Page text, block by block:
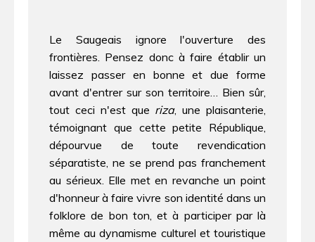
Le Saugeais ignore l'ouverture des
frontières. Pensez donc à faire établir un
laissez passer en bonne et due forme
avant d'entrer sur son territoire… Bien sûr,
tout ceci n'est que riza, une plaisanterie,
témoignant que cette petite République,
dépourvue de toute revendication
séparatiste, ne se prend pas franchement
au sérieux. Elle met en revanche un point
d'honneur à faire vivre son identité dans un
folklore de bon ton, et à participer par là
même au dynamisme culturel et touristique